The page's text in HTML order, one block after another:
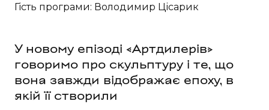
Гість програми: Володимир Цісарик
У новому епізоді «Артдилерів»
говоримо про скульптуру і те, що
вона завжди відображає епоху, в
якій її створили